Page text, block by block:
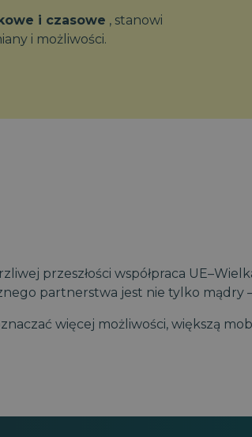
i czasowe , stanowi
i możliwości.
przeszłości współpraca
partnerstwa jest nie tylko mądry
więcej możliwości, większą